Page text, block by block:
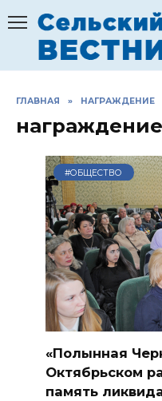
содержанию
ГЛАВНАЯ » НАГРАЖДЕНИЕ
награждение
#ОБЩЕСТВО
«Полынная
Октябрьском
память